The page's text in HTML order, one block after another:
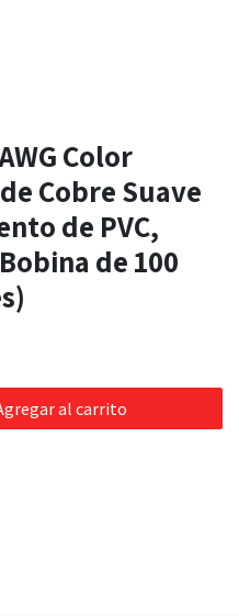
Color
Cobre Suave
de PVC,
de 100
al carrito